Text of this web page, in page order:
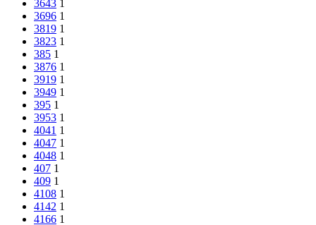
3643 1
3696 1
3819 1
3823 1
385 1
3876 1
3919 1
3949 1
395 1
3953 1
4041 1
4047 1
4048 1
407 1
409 1
4108 1
4142 1
4166 1